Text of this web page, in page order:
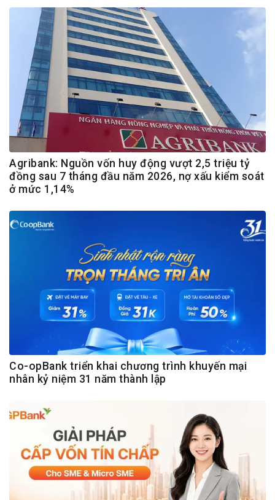
Agribank: Nguồn vốn huy động vượt 2,5 triệu tỷ
đồng sau 7 tháng đầu năm 2026, nợ xấu kiểm soát
ở mức 1,14%
Co-opBank triển khai chương trình khuyến mại
nhân kỷ niệm 31 năm thành lập